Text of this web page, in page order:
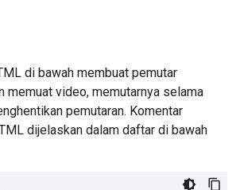
di bawah membuat pemutar
memuat video, memutarnya selama
pemutaran. Komentar
dijelaskan dalam daftar di bawah